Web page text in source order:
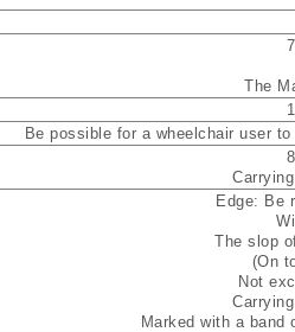
The
Be possible for a wheelchair user
Edge: Be
The slop
(On
Not
Marked with a band